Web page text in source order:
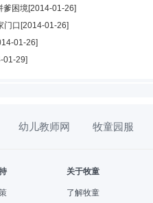
爹困境[2014-01-26]
门口 [2014-01-26]
01-26]
01-29]
幼儿教师网 牧童园服
关于牧童
了解牧童